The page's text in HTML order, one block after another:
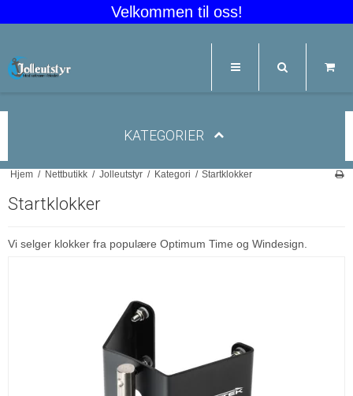
Velkommen til oss!
KATEGORIER
Hjem / Nettbutikk / Jolleutstyr / Kategori / Startklokker
Startklokker
Vi selger klokker fra populære Optimum Time og Windesign.